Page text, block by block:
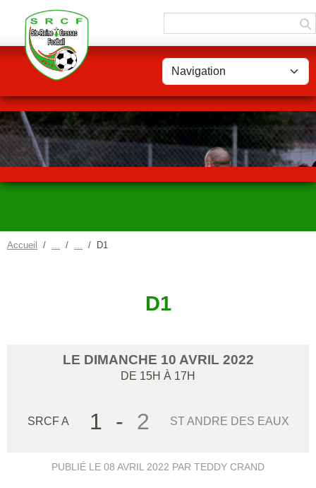
Accueil D1
D1
LE DIMANCHE 10 AVRIL 2022
DE 15H À 17H
SRCF A 1 - 2 ST ANDRE DES EAUX
PUBLIÉ LE 08 AVRIL 2022 PAR TEDDY CRAND
Panneau de gestion des cookies